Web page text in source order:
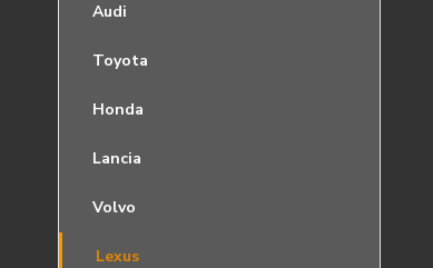
Audi
Toyota
Honda
Lancia
Volvo
Lexus